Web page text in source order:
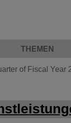
THEMEN
of Fiscal Year